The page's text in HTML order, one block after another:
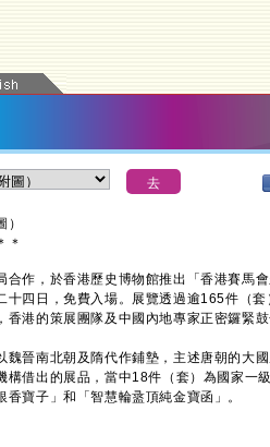
＊
作，於香港歷史博物館推出「香港賽馬
十四日，免費入場。展覽透過逾165件（
港的策展團隊及中國內地專家正密鑼緊鼓
南北朝及隋代作鋪墊，主述唐朝的大國
借出的展品，當中18件（套）為國家一
寶子」和「智慧輪盝頂純金寶函」。